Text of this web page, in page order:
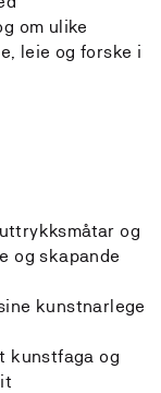
om ulike
leie og forske i
og
og skapande
kunstnarlege
kunstfaga og